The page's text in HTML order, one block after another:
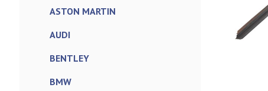
ASTON MARTIN
AUDI
BENTLEY
BMW